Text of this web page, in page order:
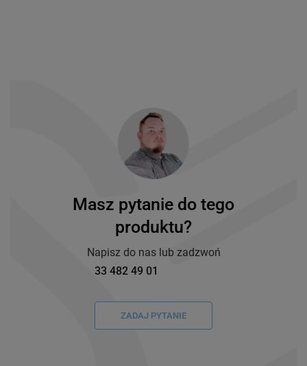
Masz pytanie do tego
produktu?
Napisz do nas lub zadzwoń
33 482 49 01
ZADAJ PYTANIE